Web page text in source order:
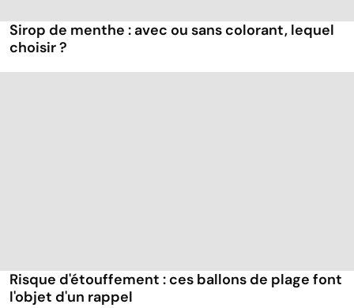
Sirop de menthe : avec ou sans colorant, lequel
choisir ?
Risque d'étouffement : ces ballons de plage font
l'objet d'un rappel